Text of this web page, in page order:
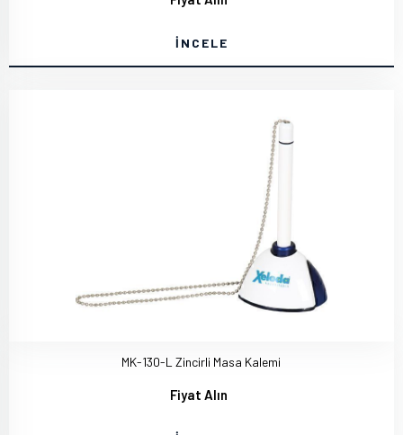
İNCELE
MK-130-L Zincirli Masa Kalemi
Fiyat Alın